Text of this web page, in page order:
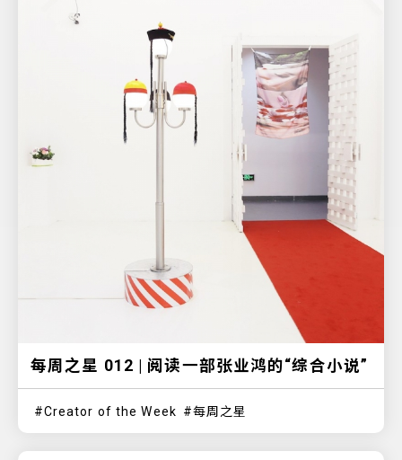
每周之星 012 | 阅读一部张业鸿的“综合小说”
Creator of the Week 每周之星